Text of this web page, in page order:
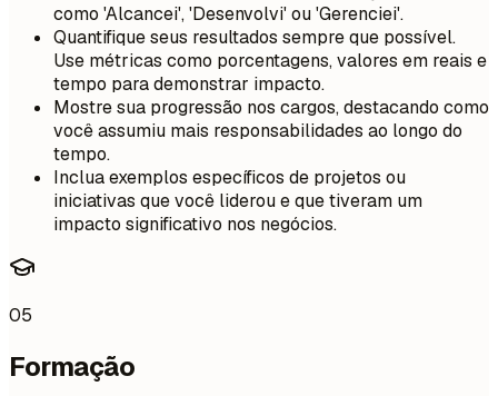
como 'Alcancei', 'Desenvolvi' ou 'Gerenciei'.
Quantifique seus resultados sempre que possível.
Use métricas como porcentagens, valores em reais e
tempo para demonstrar impacto.
Mostre sua progressão nos cargos, destacando como
você assumiu mais responsabilidades ao longo do
tempo.
Inclua exemplos específicos de projetos ou
iniciativas que você liderou e que tiveram um
impacto significativo nos negócios.
05
Formação